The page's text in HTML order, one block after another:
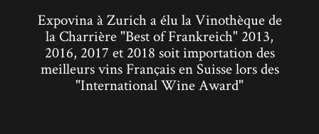
Expovina à Zurich a élu la Vinothèque de
la Charrière "Best of Frankreich" 2013,
2016, 2017 et 2018 soit importation des
meilleurs vins Français en Suisse lors des
"International Wine Award"